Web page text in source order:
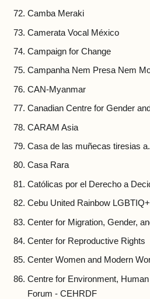
Camba Meraki
Camerata Vocal México
Campaign for Change
Campanha Nem Presa Nem
CAN-Myanmar
Canadian Centre for Gender
CARAM Asia
Casa de las muñecas tiresias
Casa Rara
Católicas por el Derecho a
Cebu United Rainbow
Center for Migration, Gender,
Center for Reproductive Rights
Center Women and Modern
Centre for Environment,
Forum - CEHRDF